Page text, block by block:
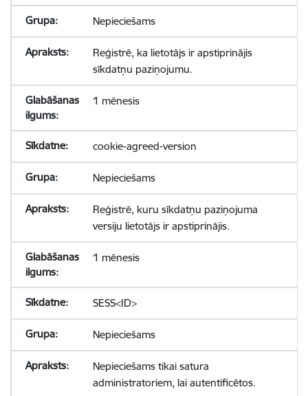
Nepieciešams
Reģistrē, ka lietotājs ir apstiprinājis
sīkdatņu paziņojumu.
1 mēnesis
cookie-agreed-version
Nepieciešams
Reģistrē, kuru sīkdatņu paziņojuma
versiju lietotājs ir apstiprinājis.
1 mēnesis
SESS<ID>
Nepieciešams
Nepieciešams tikai satura
administratoriem, lai autentificētos.